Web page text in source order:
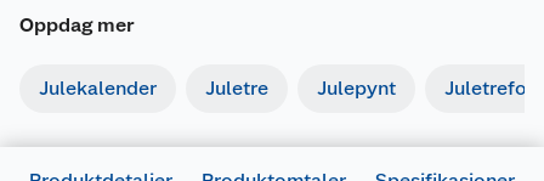
Oppdag mer
Julekalender Juletre Julepynt Juletrefot